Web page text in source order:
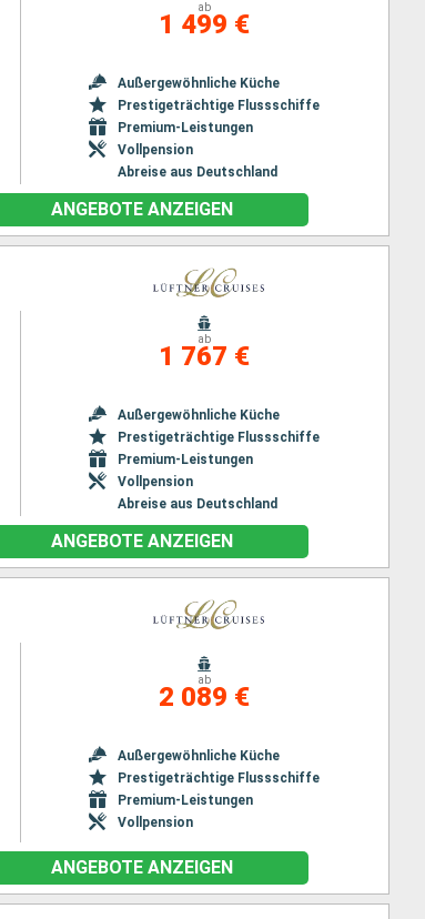
ab
1 499 €
Außergewöhnliche Küche
Prestigeträchtige Flussschiffe
Premium-Leistungen
Vollpension
Abreise aus Deutschland
ANGEBOTE ANZEIGEN
ab
1 767 €
Außergewöhnliche Küche
Prestigeträchtige Flussschiffe
Premium-Leistungen
Vollpension
Abreise aus Deutschland
ANGEBOTE ANZEIGEN
ab
2 089 €
Außergewöhnliche Küche
Prestigeträchtige Flussschiffe
Premium-Leistungen
Vollpension
ANGEBOTE ANZEIGEN